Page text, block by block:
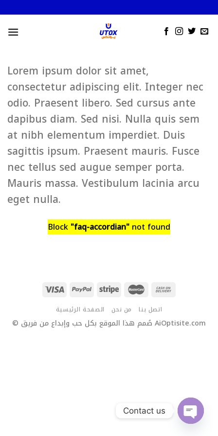
to
content
Lorem ipsum dolor sit amet,
consectetur adipiscing elit. Integer nec
odio. Praesent libero. Sed cursus ante
dapibus diam. Sed nisi. Nulla quis sem
at nibh elementum imperdiet. Duis
sagittis ipsum. Praesent mauris. Fusce
nec tellus sed augue semper porta.
Mauris massa. Vestibulum lacinia arcu
eget nulla.
Block"faq-accordian"not found
الصفحة الرئيسية من نحن اتصل بنا
© صُمم هذا الموقع بكل حب وإبداع من فريق AiOptisite.com
Contact us